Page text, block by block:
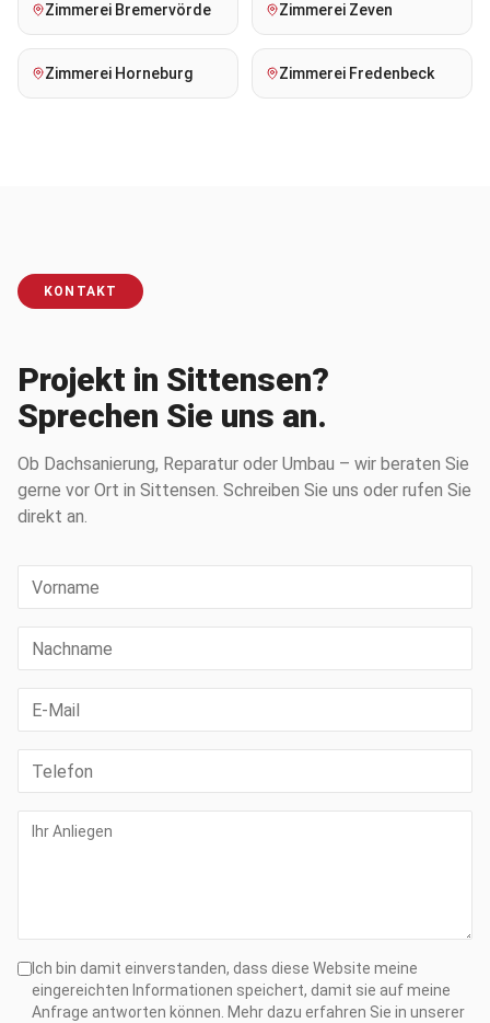
Zimmerei Bremervörde Zimmerei Zeven
Zimmerei Horneburg Zimmerei Fredenbeck
KONTAKT
Projekt in Sittensen?
Sprechen Sie uns an.
Ob Dachsanierung, Reparatur oder Umbau – wir beraten Sie
gerne vor Ort in Sittensen. Schreiben Sie uns oder rufen Sie
direkt an.
Ich bin damit einverstanden, dass diese Website meine
eingereichten Informationen speichert, damit sie auf meine
Anfrage antworten können. Mehr dazu erfahren Sie in unserer